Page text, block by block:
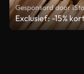
Gesponsord door
Exclusief: -15%